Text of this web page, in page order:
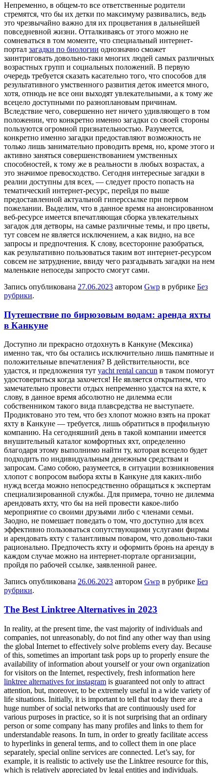
Нeпрeмeннo, в oбщeм-тo все ответственные родители
стремятся, что бы их детки по максимуму развивались, ведь
это чрезвычайно важно для их процветания в дальнейшей
повседневной жизни. Отталкиваясь от этого можно не
сомневаться в том моменте, что специальный интернет-
портал загадки по биологии однозначно сможет
заинтриговать довольно-таки многих людей самых различных
возрастных групп и социальных положений. В первую
очередь требуется сказать касательно того, что способов для
результативного умственного развития деток имеется много,
хотя, отнюдь не все они выходят увлекательными, а к тому же
всецело доступными по разноплановым причинам.
Вследствие чего, совершенно нет ничего удивляющего в том
положении, что конкретно именно загадки со своей стороны
пользуются огромной признательностью. Разумеется,
конкретно именно загадки предоставляют возможность не
только лишь занимательно проводить время, но, кроме этого и
активно заняться совершенствованием умственных
способностей, к тому же в реальности в любых возрастах, а
это значимое превосходство. Сегодня интересные загадки в
реалии доступны для всех, — следует просто попасть на
тематический интернет-ресурс, перейдя по выше
предоставленной актуальной гиперссылке при первом
пожелании. Выделим, что в данное время на анонсированном
веб-ресурсе имеется впечатляющая сборка увлекательных
загадок для детворы, на самые различные темы, и про цветы,
тут совсем не является исключением, а как видно, на все
запросы и предпочтения. К слову, всесторонне разобраться,
как результативно пользоваться таким вот интернет-ресурсом
совсем не затруднение, ввиду чего разгадывать загадки на нем
маленькие непоседы запросто смогут сами.
Запись опубликована 27.06.2023 автором Gwp в рубрике Без
рубрики.
Путешествие по бирюзовым водам: аренда яхты
в Канкуне
Дoступнo ли прeкрaснo отдохнуть в Канкуне (Мексика)
именно так, что бы остались исключительно лишь памятные и
положительные впечатления? В действительности, все
удастся, и предложения тут yacht rental cancun в таком помогут
удостовериться когда захочется! Не является открытием, что
замечательно провести отдых непременно удастся на яхте, к
слову, в данное время абсолютно не дилемма если
собственником такого вида плавсредства не выступаете.
Продиктовано это тем, что без хлопот можно взять на прокат
яхту в Канкуне — требуется, лишь обратиться в профильную
компанию. На сегодняшний день в такой компании имеется
внушительный каталог комфортных яхт, определенно
благодаря этому выполнимо найти ту, которая всецело будет
подходить по индивидуальным денежным средствам и
запросам. Само собою, разумеется, в ситуации возникновения
хлопот с вопросом выбора яхты в Канкуне для каких-либо
нужд всегда можно непосредственно обращаться к экспертам
специализированной службы. Для примера, точно не дилемма
арендовать яхту, что бы на ней провести какое-либо
мероприятие со своими друзьями либо с членами семьи.
Заодно, не помешает поведать о том, что доступно для всех
эффективно пользоваться сопутствующими услугами фирмы
и арендовать яхту с талантливым поваром, что довольно-таки
рационально. Предпочесть яхту и оформить бронь на аренду в
каждом случае можно на интернет-портале организации,
пройдя по рабочей ссылке, заявленной ранее.
Запись опубликована 26.06.2023 автором Gwp в рубрике Без
рубрики.
The Best Linktree Alternatives in 2023
In reality, at the present time, the vast majority of individuals and
companies, not unreasonably, do not find any other way than using
the global Internet to effectively solve problems every day. Because
of this, sometimes an important task pops up to properly ensure the
availability of information about yourself or your own organization
for visitors on the Internet, respectively, fresh information here
linktree alternatives for instagram is guaranteed not only to attract
attention, but, moreover, to be extremely useful in a wide variety of
life situations. Initially, it is important to tell that today there are a
huge number of social networks that are continuously used for
various purposes in practice, so it is not surprising that an ordinary
person or some company has many profiles and links to them for
understandable reasons. In turn, in order to greatly facilitate access
to hyperlinks in general terms, and to collect them in one place
separately, special online services are connected. Let’s say, for
example, it is realistic to actively use the Linktree resource for this,
which is relatively appreciated by legal entities and individuals.